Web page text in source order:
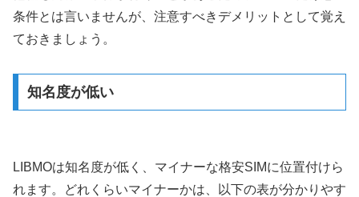
条件とは言いませんが、注意すべきデメリットとして覚え
ておきましょう。
知名度が低い
LIBMOは知名度が低く、マイナーな格安SIMに位置付けら
れます。どれくらいマイナーかは、以下の表が分かりやす